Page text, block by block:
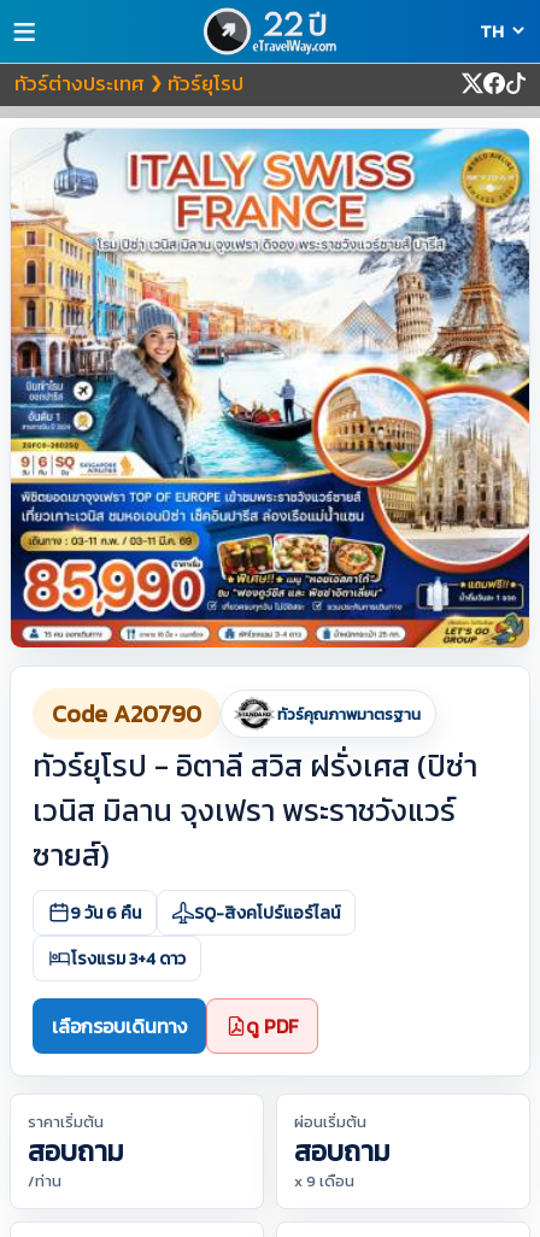
≡
ทัวร์ต่างประเทศ ❯ ทัวร์ยุโรป
Code A20790 ทัวร์คุณภาพมาตรฐาน
ทัวร์ยุโรป - อิตาลี สวิส ฝรั่งเศส (ปิซ่า
เวนิส มิลาน จุงเฟรา พระราชวังแวร์
ซายส์)
9 วัน 6 คืน
SQ-สิงคโปร์แอร์ไลน์
โรงแรม 3+4 ดาว
เลือกรอบเดินทาง ดู PDF
ราคาเริ่มต้น
สอบถาม
/ท่าน
ผ่อนเริ่มต้น
สอบถาม
x 9 เดือน